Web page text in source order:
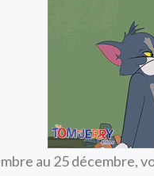
au 25 décembre,